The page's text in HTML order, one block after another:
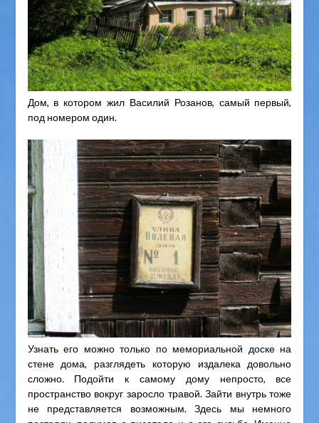
Дом, в котором жил Василий Розанов, самый первый,
под номером один.
Узнать его можно только по мемориальной доске на
стене дома, разглядеть которую издалека довольно
сложно. Подойти к самому дому непросто, все
пространство вокруг заросло травой. Зайти внутрь тоже
не представляется возможным. Здесь мы немного